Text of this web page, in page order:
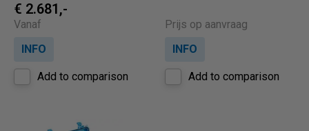
€ 2.681,-
Vanaf
INFO
Add to comparison
Prijs op aanvraag
INFO
Add to comparison